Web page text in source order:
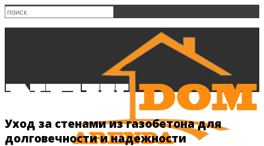
Уход за стенами из газобетона для
долговечности и надежности